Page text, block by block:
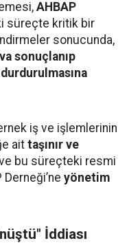
AHBAP
süreçte kritik bir
sonucunda,
sonuçlanıp
iş ve işlemlerinin
ait taşınır ve
bu süreçteki resmi
Derneği’ne yönetim
İddiası